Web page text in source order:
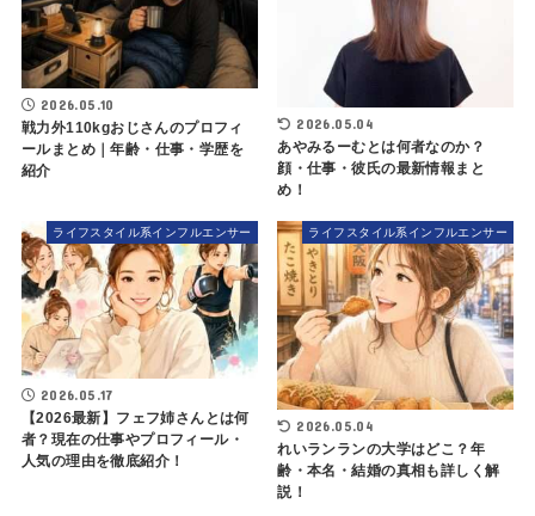
2026.05.10
戦力外110kgおじさんのプロフィ
ールまとめ｜年齢・仕事・学歴を
紹介
2026.05.04
あやみるーむとは何者なのか？
顔・仕事・彼氏の最新情報まと
め！
ライフスタイル系インフルエンサー
2026.05.17
【2026最新】フェフ姉さんとは何
者？現在の仕事やプロフィール・
人気の理由を徹底紹介！
ライフスタイル系インフルエンサー
2026.05.04
れいランランの大学はどこ？年
齢・本名・結婚の真相も詳しく解
説！